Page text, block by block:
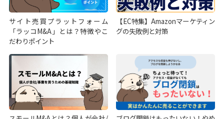
サイト売買プラットフォーム
「ラッコM&A」とは？特徴やこ
だわりポイント
【EC特集】Amazonマーケティン
グの失敗例と対策